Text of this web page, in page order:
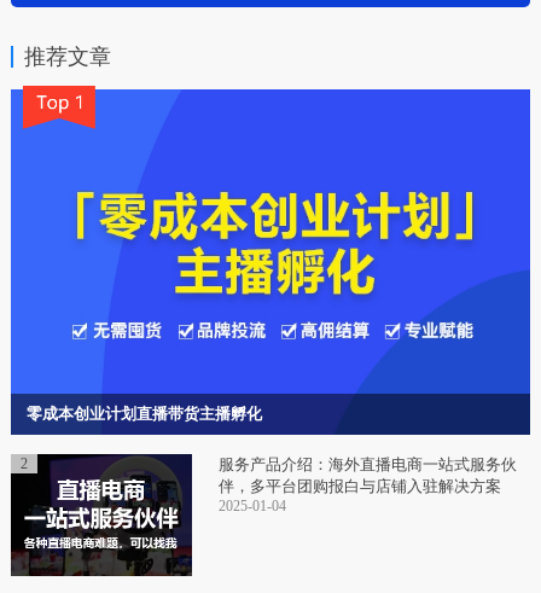
推荐文章
零成本创业计划直播带货主播孵化
2
服务产品介绍：海外直播电商一站式服务伙
伴，多平台团购报白与店铺入驻解决方案
2025-01-04